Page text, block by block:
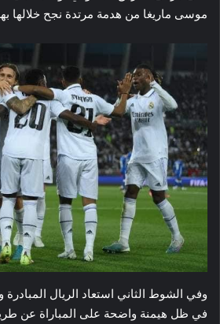
موسى ماريغا من هدمة مرتدة نجح خلالها
وفي الشوط الثاني استعاد الريال
في ظل هيمنة واضحة على المباراة عن